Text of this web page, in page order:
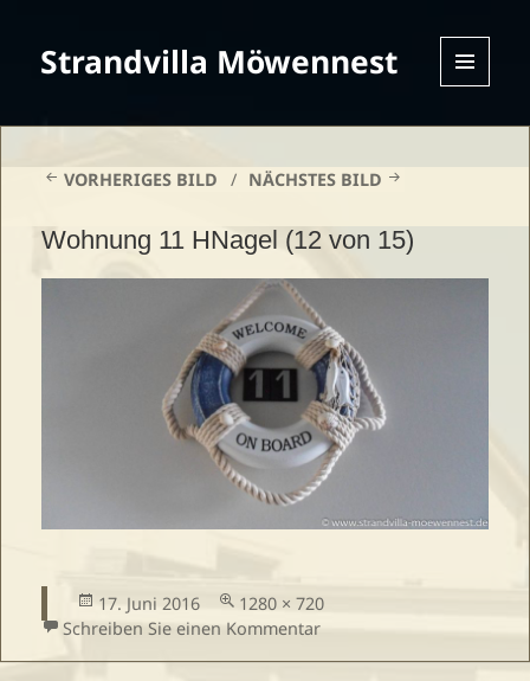
Strandvilla Möwennest
VORHERIGES BILD
NÄCHSTES BILD
Wohnung 11 HNagel (12 von 15)
Veröffentlicht
am
17. Juni 2016
Volle
Größe
1280 × 720
Schreiben Sie einen Kommentarzu Wohnung 11 HNagel